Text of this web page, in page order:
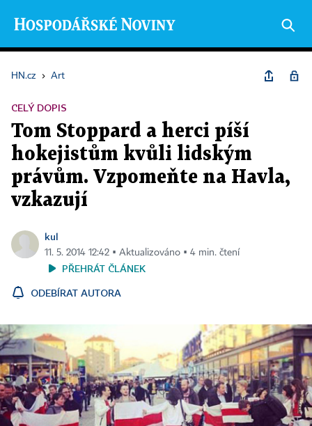
HN.cz › Art
CELÝ DOPIS
Tom Stoppard a herci píší
hokejistům kvůli lidským
právům. Vzpomeňte na Havla,
vzkazují
kul
11. 5. 2014 12:42 ▪ Aktualizováno ▪ 4 min. čtení
PŘEHRÁT ČLÁNEK
ODEBÍRAT AUTORA